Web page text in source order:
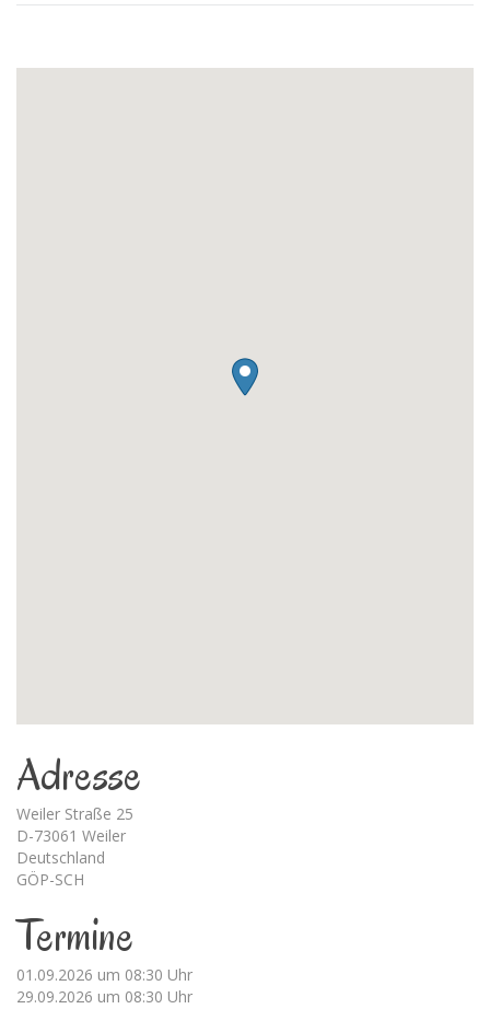
Adresse
Weiler Straße 25
D-73061 Weiler
Deutschland
GÖP-SCH
Termine
01.09.2026 um 08:30 Uhr
29.09.2026 um 08:30 Uhr